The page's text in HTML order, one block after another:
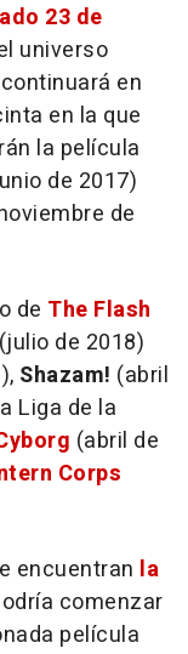
23 de
universo
en
en la que
la película
de 2017)
de
de The Flash
de 2018)
Shazam! (abril
Liga de la
(abril de
Corps
encuentran la
comenzar
película